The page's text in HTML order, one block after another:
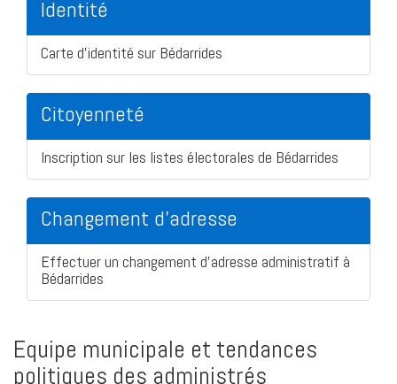
Identité
Carte d'identité sur Bédarrides
Citoyenneté
Inscription sur les listes électorales de Bédarrides
Changement d'adresse
Effectuer un changement d'adresse administratif à
Bédarrides
Equipe municipale et tendances
politiques des administrés